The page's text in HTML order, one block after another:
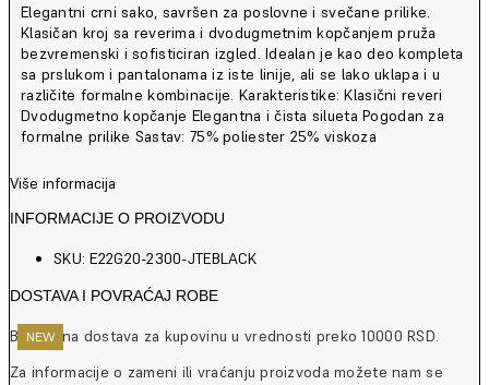
Elegantni crni sako, savršen za poslovne i svečane prilike.
Klasičan kroj sa reverima i dvodugmetnim kopčanjem pruža
bezvremenski i sofisticiran izgled. Idealan je kao deo kompleta
sa prslukom i pantalonama iz iste linije, ali se lako uklapa i u
različite formalne kombinacije. Karakteristike: Klasični reveri
Dvodugmetno kopčanje Elegantna i čista silueta Pogodan za
formalne prilike Sastav: 75% poliester 25% viskoza
Više informacija
INFORMACIJE O PROIZVODU
SKU: E22G20-2300-JTEBLACK
DOSTAVA I POVRAĆAJ ROBE
Besplatna dostava za kupovinu u vrednosti preko 10000 RSD.
Za informacije o zameni ili vraćanju proizvoda možete nam se
NEW
NEW
NEW
NEW
NEW
NEW
NEW
NEW
NEW
NEW